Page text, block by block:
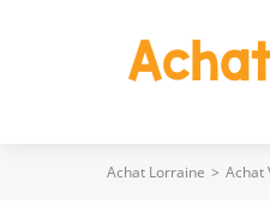
Achat Lorraine > Achat